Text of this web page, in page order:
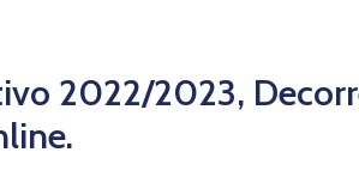
2022/2023,